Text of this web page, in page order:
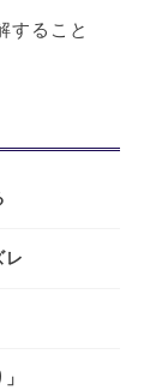
すること
レ